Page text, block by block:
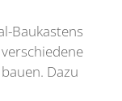
Baukastens
Dazu